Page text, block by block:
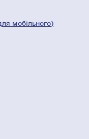
мобільного)